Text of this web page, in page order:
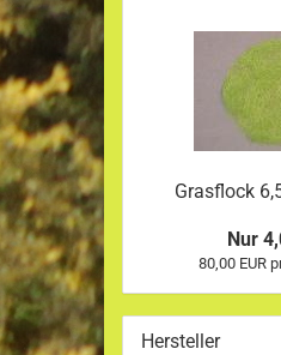
Grasflock
Nur
80,00 EUR
Hersteller